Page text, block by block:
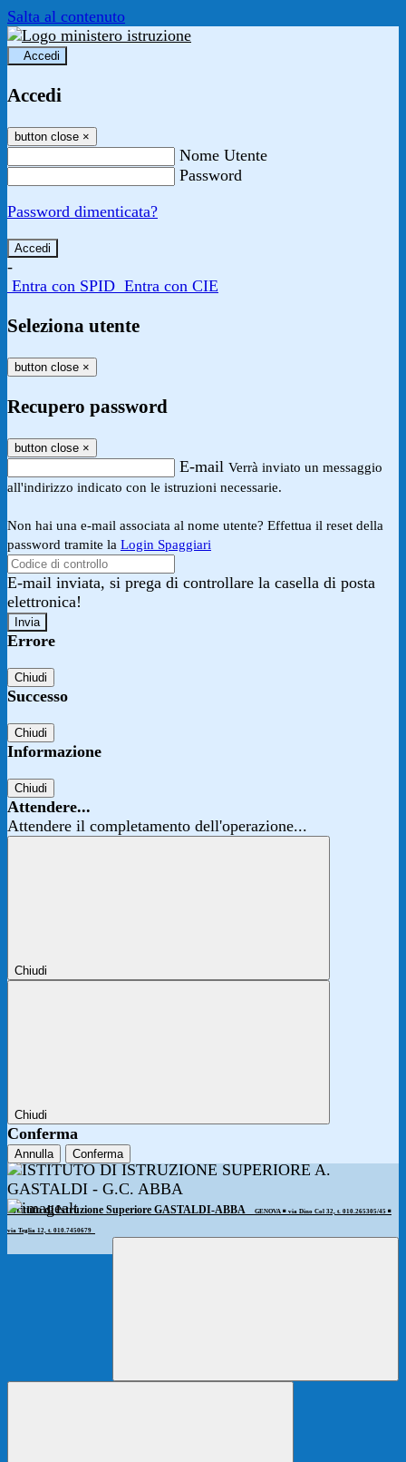
Salta al contenuto
Accedi
Accedi
button close ×
Nome Utente
Password
Password dimenticata?
-
Entra con SPID Entra con CIE
Seleziona utente
button close ×
Recupero password
button close ×
E-mail Verrà inviato un messaggio
all'indirizzo indicato con le istruzioni necessarie.
Non hai una e-mail associata al nome utente? Effettua il reset della
password tramite la Login Spaggiari
E-mail inviata, si prega di controllare la casella di posta
elettronica!
Errore
Chiudi
Successo
Chiudi
Informazione
Chiudi
Attendere...
Attendere il completamento dell'operazione...
Chiudi
Chiudi
Conferma
Annulla Conferma
Istituto di Istruzione Superiore GASTALDI-ABBA GENOVA ◾️ via Dino Col 32, t. 010.265305/45 ◾️
via Teglia 12, t. 010.7450679